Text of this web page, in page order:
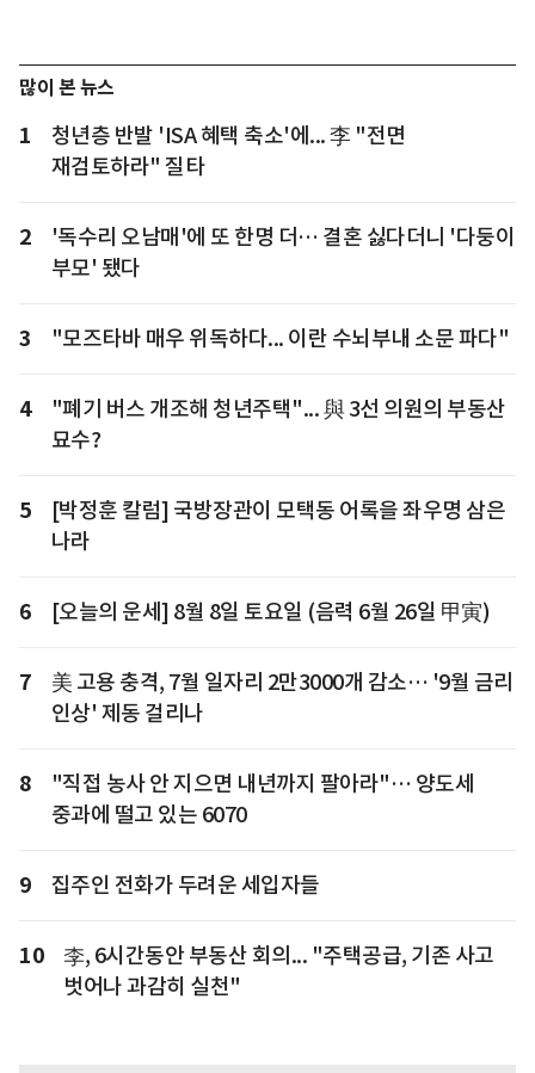
많이 본 뉴스
1
청년층 반발 'ISA 혜택 축소'에... 李 "전면
재검토하라" 질타
2
'독수리 오남매'에 또 한명 더… 결혼 싫다더니 '다둥이
부모' 됐다
3 "모즈타바 매우 위독하다... 이란 수뇌부내 소문 파다"
4
"폐기 버스 개조해 청년주택"... 與 3선 의원의 부동산
묘수?
5
[박정훈 칼럼] 국방장관이 모택동 어록을 좌우명 삼은
나라
6 [오늘의 운세] 8월 8일 토요일 (음력 6월 26일 甲寅)
7
美 고용 충격, 7월 일자리 2만3000개 감소… '9월 금리
인상' 제동 걸리나
8
"직접 농사 안 지으면 내년까지 팔아라"… 양도세
중과에 떨고 있는 6070
9 집주인 전화가 두려운 세입자들
10
李, 6시간동안 부동산 회의... "주택공급, 기존 사고
벗어나 과감히 실천"